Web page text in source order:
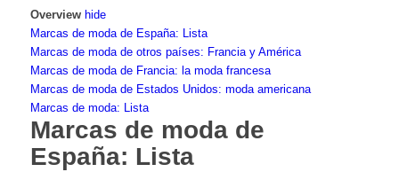
Overview hide
Marcas de moda de España: Lista
Marcas de moda de otros países: Francia y América
Marcas de moda de Francia: la moda francesa
Marcas de moda de Estados Unidos: moda americana
Marcas de moda: Lista
Marcas de moda de
España: Lista